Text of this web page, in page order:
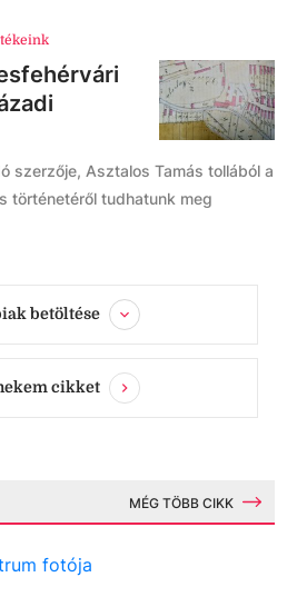
szerzője, Asztalos Tamás tollából a
történetéről tudhatunk meg
betöltése
cikket
MÉG TÖBB CIKK